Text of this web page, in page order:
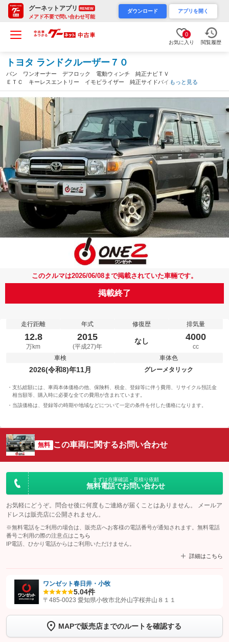
グーネットアプリ RENEW
メアド不要で問い合わせ可能
ダウンロード アプリを開く
0
お気に入り 閲覧履歴
トヨタ ランドクルーザー７０
バン ワンオーナー デフロック 電動ウィンチ 純正ナビＴＶ
ＥＴＣ キーレスエントリー イモビライザー 純正サイドバイザ
ー ３０周年記念モデル ５速ＭＴ 取説／保証書付 記録簿（愛
知県）
もっと見る
このクルマは2026/06/08まで掲載されていた車輛です。
掲載終了
走行距離
12.8
万km
年式
2015
(平成27)年
修復歴
なし
排気量
4000
cc
車検
2026(令和8)年11月
車体色
グレーメタリック
支払総額には、車両本体価格の他、保険料、税金、登録等に伴う費用、リサイクル預託金
相当額等、購入時に必要な全ての費用が含まれています。
当該価格は、登録等の時期や地域などについて一定の条件を付した価格になります。
無料 この車両に関するお問い合わせ
まずは在庫確認・見積り依頼
無料電話でお問い合わせ
お気軽にどうぞ。問合せ後に何度もご連絡が届くことはありません。 メールア
ドレスは販売店に公開されません。
※無料電話をご利用の場合は、販売店へお客様の電話番号が通知されます。無料電話
番号ご利用の際の注意点は こちら
IP電話、ひかり電話からはご利用いただけません。
詳細はこちら
【STEP1】
認証画面でグーネットを友だち追加してから「許可する」ボタンを押
トーク画面で
ボタンをタップして問い合わせを
完了してください。
ワンゼット春日井・小牧
5.04件
〒485-0023 愛知県小牧市北外山字桜井山８１１
MAPで販売店までのルートを確認する